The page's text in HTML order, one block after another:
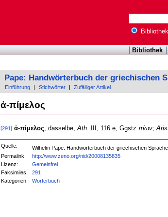
Bibliothek
Bibliothek
Pape: Handwörterbuch der griechischen
Einführung Stichwörter Zufälliger Artikel
ἀ-πίμελος
[291] ἀ-πίμελος , dasselbe, Ath. III, 116 e, Ggstz πίων;
Quelle: Wilhelm Pape: Handwörterbuch der griechischen
Permalink:
http://www.zeno.org/nid/20008135835
Lizenz:
Gemeinfrei
Faksimiles:
291
Kategorien:
Wörterbuch